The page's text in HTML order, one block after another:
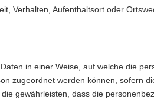
Verhalten, Aufenthaltsort oder
in einer Weise, auf welche die
zugeordnet werden können, sofern
gewährleisten, dass die